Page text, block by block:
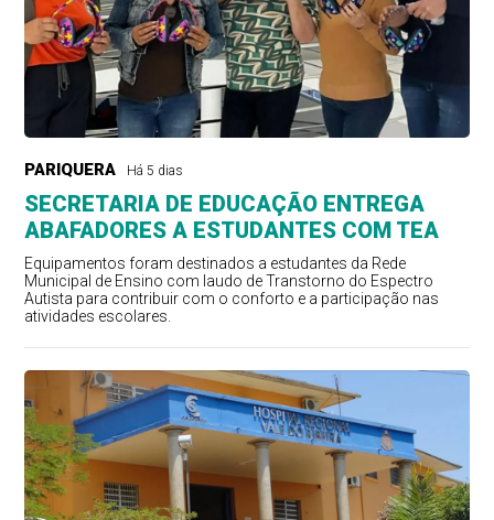
PARIQUERA Há 5 dias
SECRETARIA DE EDUCAÇÃO ENTREGA
ABAFADORES A ESTUDANTES COM TEA
Equipamentos foram destinados a estudantes da Rede
Municipal de Ensino com laudo de Transtorno do Espectro
Autista para contribuir com o conforto e a participação nas
atividades escolares.